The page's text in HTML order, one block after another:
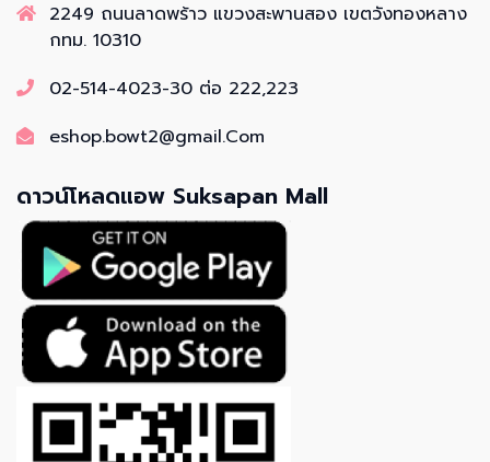
2249 ถนนลาดพร้าว แขวงสะพานสอง เขตวังทองหลาง
กทม. 10310
02-514-4023-30 ต่อ 222,223
eshop.bowt2@gmail.Com
ดาวน์โหลดแอพ Suksapan Mall